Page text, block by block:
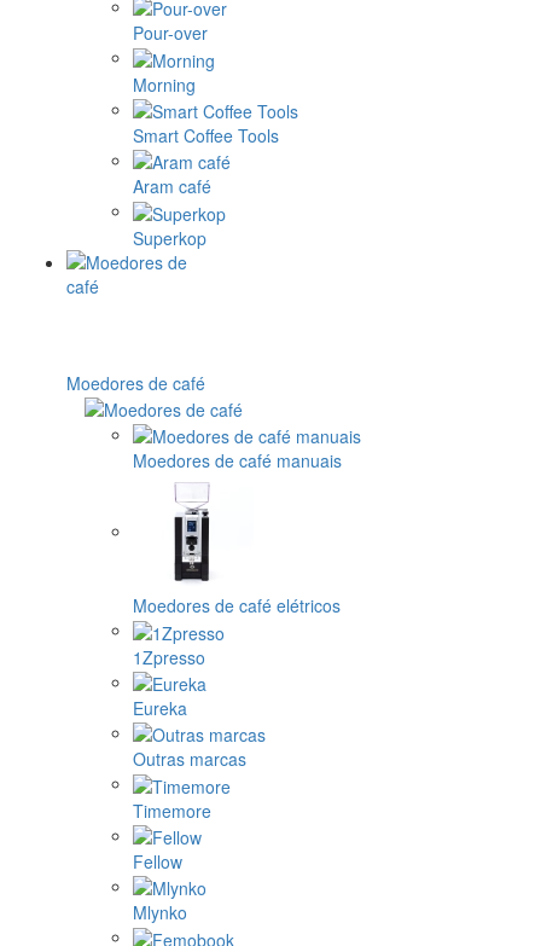
Pour-over
Morning
Smart Coffee Tools
Aram café
Superkop
Moedores de café
Moedores de café manuais
Moedores de café elétricos
1Zpresso
Eureka
Outras marcas
Timemore
Fellow
Mlynko